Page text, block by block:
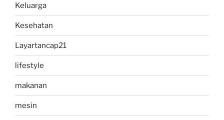
Keluarga
Kesehatan
Layartancap21
lifestyle
makanan
mesin